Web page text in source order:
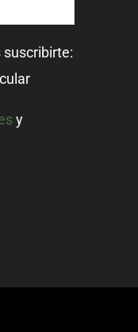
suscribirte:
y